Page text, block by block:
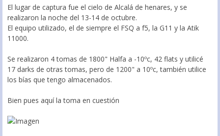
El lugar de captura fue el cielo de Alcalá de henares, y se
realizaron la noche del 13-14 de octubre.
El equipo utilizado, el de siempre el FSQ a f5, la G11 y la Atik
11000.
Se realizaron 4 tomas de 1800" Halfa a -10ºc, 42 flats y utilicé
17 darks de otras tomas, pero de 1200" a 10ºc, también utilice
los bías que tengo almacenados.
Bien pues aquí la toma en cuestión